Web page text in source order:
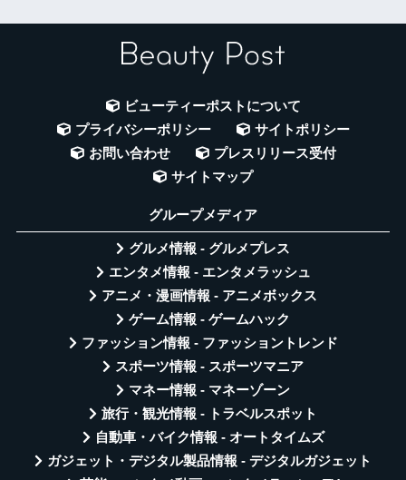
ビューティーポストについて
プライバシーポリシー
サイトポリシー
お問い合わせ
プレスリリース受付
サイトマップ
グループメディア
グルメ情報 - グルメプレス
エンタメ情報 - エンタメラッシュ
アニメ・漫画情報 - アニメボックス
ゲーム情報 - ゲームハック
ファッション情報 - ファッショントレンド
スポーツ情報 - スポーツマニア
マネー情報 - マネーゾーン
旅行・観光情報 - トラベルスポット
自動車・バイク情報 - オートタイムズ
ガジェット・デジタル製品情報 - デジタルガジェット